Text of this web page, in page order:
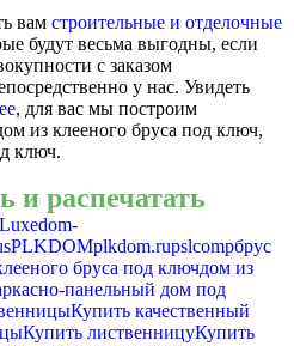
вам строительные и отделочные
будут весьма выгодны, если
с заказом
у нас. Увидеть
, для вас мы построим
из клееного бруса под ключ,
ключ.
и распечатать
dom-
PLKDOMplkdom.rupslcompбрус
бруса под ключдом из
панельный дом под
Купить качественный
Купить лиственницуКупить